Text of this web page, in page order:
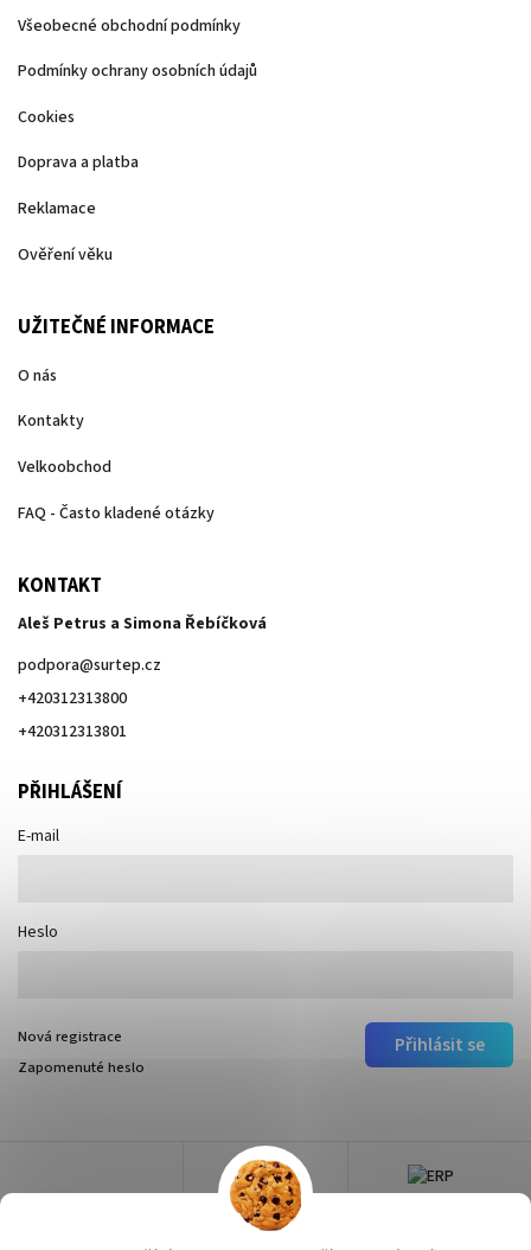
Všeobecné obchodní podmínky
Podmínky ochrany osobních údajů
Cookies
Doprava a platba
Reklamace
Ověření věku
UŽITEČNÉ INFORMACE
O nás
Kontakty
Velkoobchod
FAQ - Často kladené otázky
KONTAKT
Aleš Petrus a Simona Řebíčková
podpora@surtep.cz
+420312313800
+420312313801
PŘIHLÁŠENÍ
E-mail
Heslo
Přihlásit se
Nová registrace
Zapomenuté heslo